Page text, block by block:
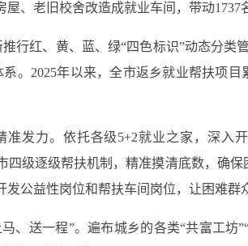
、老旧校舍改造成就业车间，带动1737
行红、黄、蓝、绿“四色标识”动态分类
。2025年以来，全市返乡就业帮扶项目
发力。依托各级5+2就业之家，深入
级逐级帮扶机制，精准摸清底数，确保
公益性岗位和帮扶车间岗位，让困难群
、送一程”。遍布城乡的各类“共富工坊